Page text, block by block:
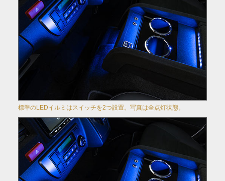
標準のLEDイルミはスイッチを2つ設置。写真は全点灯状態。